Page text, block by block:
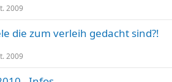
2009
die zum verleih gedacht sind?!
2009